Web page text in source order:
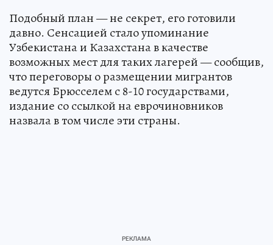
Подобный план — не секрет, его готовили
давно. Сенсацией стало упоминание
Узбекистана и Казахстана в качестве
возможных мест для таких лагерей — сообщив,
что переговоры о размещении мигрантов
ведутся Брюсселем с 8-10 государствами,
издание со ссылкой на еврочиновников
назвала в том числе эти страны.